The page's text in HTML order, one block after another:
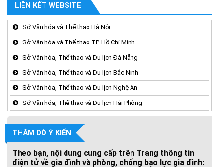
LIÊN KẾT WEBSITE
Sở Văn hóa và Thể thao Hà Nội
Sở Văn hóa và Thể thao TP. Hồ Chí Minh
Sở Văn hóa, Thể thao và Du lịch Đà Nẵng
Sở Văn hóa, Thể thao và Du lịch Bắc Ninh
Sở Văn hóa, Thể thao và Du lịch Nghệ An
Sở Văn hóa, Thể thao và Du lịch Hải Phòng
THĂM DÒ Ý KIẾN
Theo bạn, nội dung cung cấp trên Trang thông tin
điện tử về gia đình và phòng, chống bạo lực gia đình: